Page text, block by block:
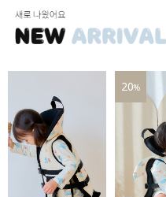
24%